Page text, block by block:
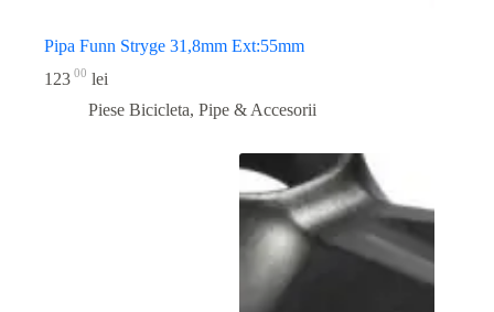
Pipa Funn Stryge 31,8mm Ext:55mm
123 00 lei
Piese Bicicleta, Pipe & Accesorii